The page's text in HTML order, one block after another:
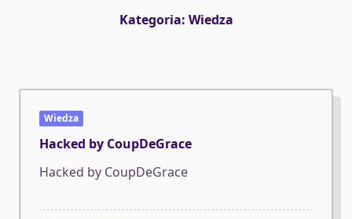
Kategoria: Wiedza
Wiedza
Hacked by CoupDeGrace
Hacked by CoupDeGrace